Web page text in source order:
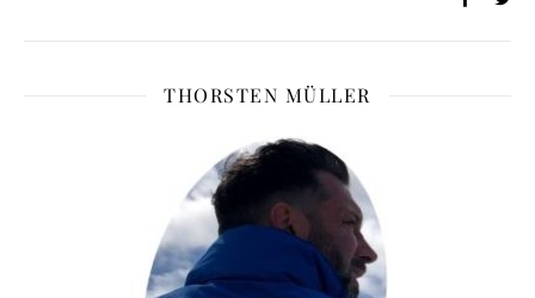
THORSTEN MÜLLER